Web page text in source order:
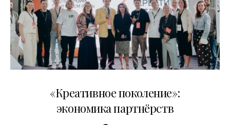
«Креативное поколение»:
экономика партнёрств